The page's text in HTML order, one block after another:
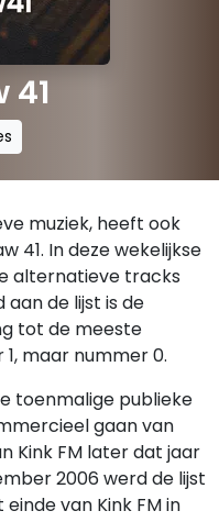
41
muziek, heeft ook
41. In deze wekelijkse
alternatieve tracks
de lijst is de
tot de meeste
maar nummer 0.
toenmalige publieke
gaan van
Kink FM later dat jaar
2006 werd de lijst
van Kink FM in